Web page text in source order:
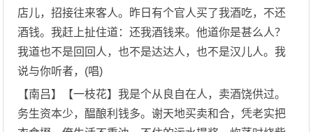
店儿，招接往来客人。昨日有个官人买了我酒吃，不还
酒钱。我赶上扯住道：还我酒钱来。他道你是甚么人？
我道也不是回回人，也不是达达人，也不是汉儿人。我
说与你听者，(唱)
【南吕】【一枝花】我是个从良自在人，卖酒饶供过。
务生资本少，醖酿利钱多。谢天地买卖和合，凭老实把